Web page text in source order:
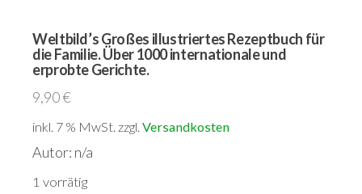
Weltbild’s Großes illustriertes Rezeptbuch für
die Familie. Über 1000 internationale und
erprobte Gerichte.
9,90€
inkl. 7 % MwSt. zzgl. Versandkosten
Autor: n/a
1 vorrätig